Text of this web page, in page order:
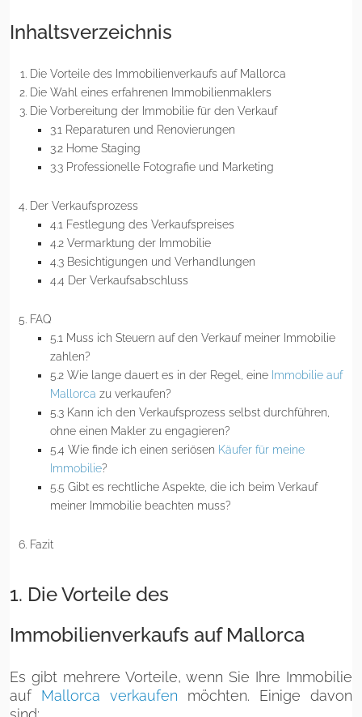
Inhaltsverzeichnis
Die Vorteile des Immobilienverkaufs auf Mallorca
Die Wahl eines erfahrenen Immobilienmaklers
Die Vorbereitung der Immobilie für den Verkauf
3.1 Reparaturen und Renovierungen
3.2 Home Staging
3.3 Professionelle Fotografie und Marketing
Der Verkaufsprozess
4.1 Festlegung des Verkaufspreises
4.2 Vermarktung der Immobilie
4.3 Besichtigungen und Verhandlungen
4.4 Der Verkaufsabschluss
FAQ
5.1 Muss ich Steuern auf den Verkauf meiner Immobilie
zahlen?
5.2 Wie lange dauert es in der Regel, eine Immobilie auf
Mallorca zu verkaufen?
5.3 Kann ich den Verkaufsprozess selbst durchführen,
ohne einen Makler zu engagieren?
5.4 Wie finde ich einen seriösen Käufer für meine
Immobilie?
5.5 Gibt es rechtliche Aspekte, die ich beim Verkauf
meiner Immobilie beachten muss?
Fazit
1. Die Vorteile des
Immobilienverkaufs auf Mallorca
Es gibt mehrere Vorteile, wenn Sie Ihre Immobilie
auf Mallorca verkaufen möchten. Einige davon